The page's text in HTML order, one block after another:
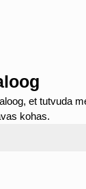
et tutvuda
kohas.